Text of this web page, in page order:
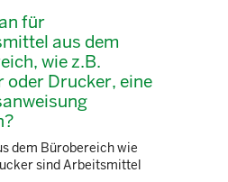
für
aus dem
wie z.B.
oder Drucker, eine
dem Bürobereich wie
sind Arbeitsmittel